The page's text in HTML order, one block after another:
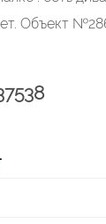
Объект